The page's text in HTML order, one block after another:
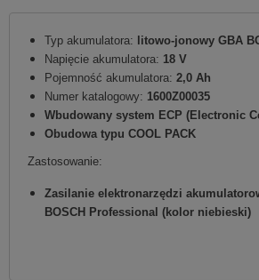
Typ akumulatora: litowo-jonowy GBA
Napięcie akumulatora: 18 V
Pojemność akumulatora: 2,0 Ah
Numer katalogowy: 1600Z00035
Wbudowany system ECP (Electronic
Obudowa typu COOL PACK
Zastosowanie:
Zasilanie elektronarzędzi
BOSCH Professional (kolor niebieski)